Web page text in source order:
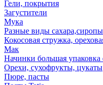
Гели, покрытия
Загустители
Мука
Разные виды сахара,сиропы
Кокосовая стружка,
Мак
Начинки большая упаковка
Орехи, сухофрукты, цукаты
Пюре, пасты